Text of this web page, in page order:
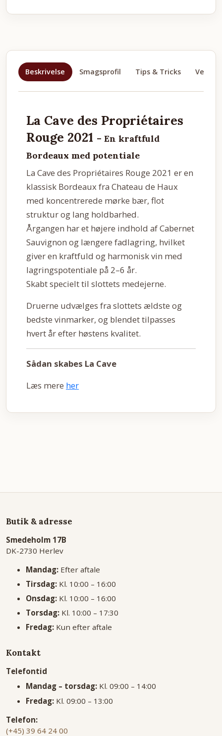
Beskrivelse Smagsprofil Tips & Tricks
La Cave des Propriétaires
Rouge 2021 – En kraftfuld
Bordeaux med potentiale
La Cave des Propriétaires Rouge 2021 er en
klassisk Bordeaux fra Chateau de Haux
med koncentrerede mørke bær, flot
struktur og lang holdbarhed.
Årgangen har et højere indhold af Cabernet
Sauvignon og længere fadlagring, hvilket
giver en kraftfuld og harmonisk vin med
lagringspotentiale på 2–6 år.
Skabt specielt til slottets medejerne.
Druerne udvælges fra slottets ældste og
bedste vinmarker, og blendet tilpasses
hvert år efter høstens kvalitet.
Sådan skabes La Cave
Læs mere her
Butik & adresse
Smedeholm 17B
DK-2730 Herlev
Mandag: Efter aftale
Tirsdag: Kl. 10:00 – 16:00
Onsdag: Kl. 10:00 – 16:00
Torsdag: Kl. 10:00 – 17:30
Fredag: Kun efter aftale
Kontakt
Telefontid
Mandag – torsdag: Kl. 09:00 – 14:00
Fredag: Kl. 09:00 – 13:00
Telefon:
(+45) 39 64 24 00